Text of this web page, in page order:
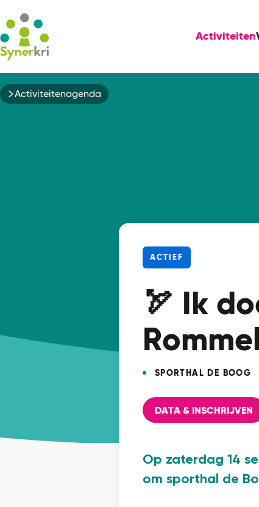
Activiteiten
Kruimelpad
Activiteitenagenda
ACTIEF
🏹 Ik
SPORTHAL DE BOOG
DATA & INSCHRIJVEN
Op zaterdag 14
om sporthal de